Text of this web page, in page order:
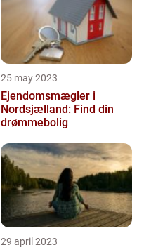
25 may 2023
Ejendomsmægler i
Nordsjælland: Find din
drømmebolig
29 april 2023